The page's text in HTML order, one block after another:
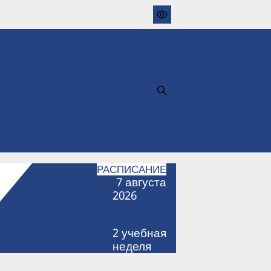
РАСПИСАНИЕ
7августа
2026
2учебная
неделя